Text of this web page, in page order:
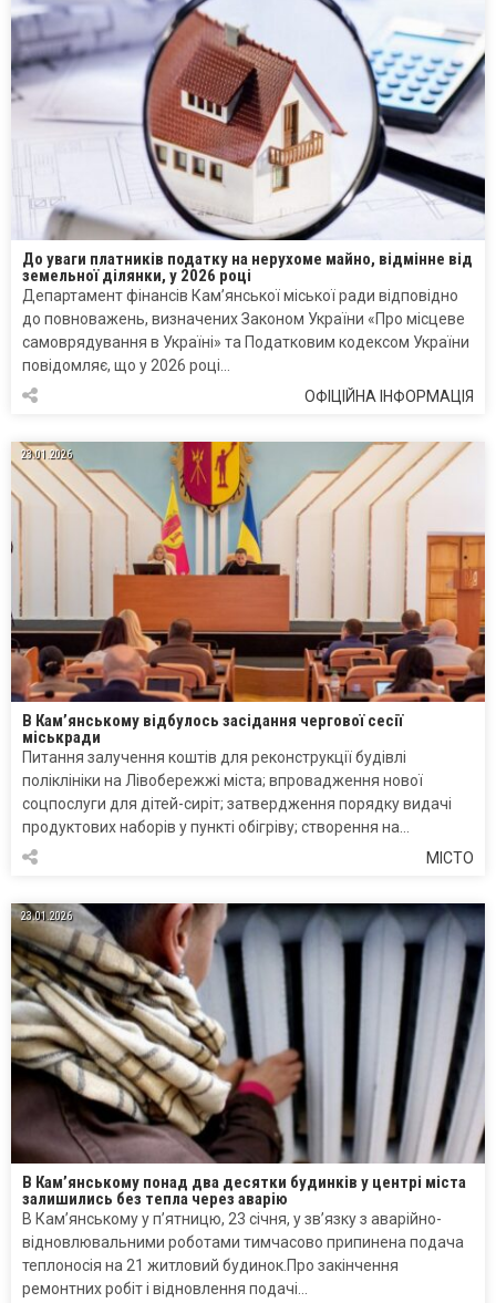
До уваги платників податку на нерухоме майно, відмінне від
земельної ділянки, у 2026 році
Департамент фінансів Кам’янської міської ради відповідно
до повноважень, визначених Законом України «Про місцеве
самоврядування в Україні» та Податковим кодексом України
повідомляє, що у 2026 році…
ОФІЦІЙНА ІНФОРМАЦІЯ
23.01.2026
В Кам’янському відбулось засідання чергової сесії
міськради
Питання залучення коштів для реконструкції будівлі
поліклініки на Лівобережжі міста; впровадження нової
соцпослуги для дітей-сиріт; затвердження порядку видачі
продуктових наборів у пункті обігріву; створення на…
МІСТО
23.01.2026
В Кам’янському понад два десятки будинків у центрі міста
залишились без тепла через аварію
В Кам’янському у п’ятницю, 23 січня, у зв’язку з аварійно-
відновлювальними роботами тимчасово припинена подача
теплоносія на 21 житловий будинок.Про закінчення
ремонтних робіт і відновлення подачі…